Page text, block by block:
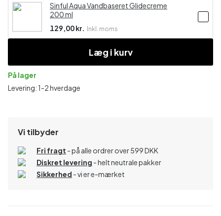
Sinful Aqua Vandbaseret Glidecreme
200 ml
129,00 kr.
Inkl. moms
Læg i kurv
På lager
Levering: 1-2 hverdage
Vi tilbyder
Fri fragt - på alle ordrer over 599 DKK
Diskret levering - helt neutrale pakker
Sikkerhed - vi er e-mærket